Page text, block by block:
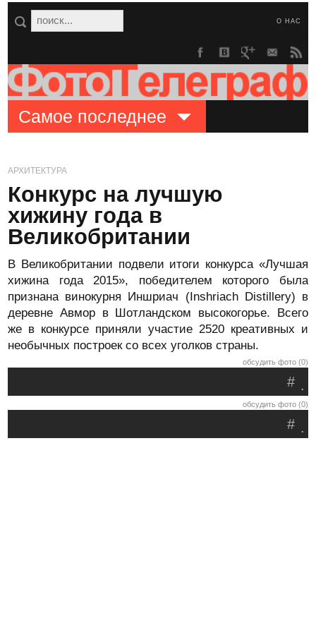
О НАС
Самое последнее
АРХИТЕКТУРА
Конкурс на лучшую
хижину года в
Великобритании
В Великобритании подвели итоги конкурса «Лучшая
хижина года 2015», победителем которого была
признана винокурня Иншриач (Inshriach Distillery) в
деревне Авмор в Шотландском высокогорье. Всего
же в конкурсе приняли участие 2520 креативных и
необычных построек со всех уголков страны.
обсудить фото (0)
.
#
обсудить фото (0)
.
#